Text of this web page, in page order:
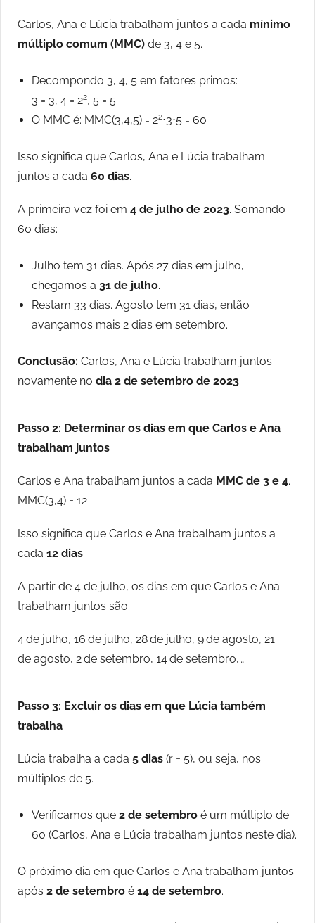
Carlos, Ana e Lúcia trabalham juntos a cada mínimo
múltiplo comum (MMC) de 3, 4 e 5.
Decompondo 3, 4, 5 em fatores primos:
3 = 3, 4 = 22, 5 = 5.
O MMC é: MMC(3,4,5) = 22⋅3⋅5 = 60
Isso significa que Carlos, Ana e Lúcia trabalham
juntos a cada 60 dias.
A primeira vez foi em 4 de julho de 2023. Somando
60 dias:
Julho tem 31 dias. Após 27 dias em julho,
chegamos a 31 de julho.
Restam 33 dias. Agosto tem 31 dias, então
avançamos mais 2 dias em setembro.
Conclusão: Carlos, Ana e Lúcia trabalham juntos
novamente no dia 2 de setembro de 2023.
Passo 2: Determinar os dias em que Carlos e Ana
trabalham juntos
Carlos e Ana trabalham juntos a cada MMC de 3 e 4.
MMC(3,4) = 12
Isso significa que Carlos e Ana trabalham juntos a
cada 12 dias.
A partir de 4 de julho, os dias em que Carlos e Ana
trabalham juntos são:
4 de julho, 16 de julho, 28 de julho, 9 de agosto, 21
de agosto, 2 de setembro, 14 de setembro,…
Passo 3: Excluir os dias em que Lúcia também
trabalha
Lúcia trabalha a cada 5 dias (r = 5), ou seja, nos
múltiplos de 5.
Verificamos que 2 de setembro é um múltiplo de
60 (Carlos, Ana e Lúcia trabalham juntos neste dia).
O próximo dia em que Carlos e Ana trabalham juntos
após 2 de setembro é 14 de setembro.